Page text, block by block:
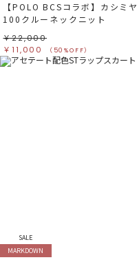
【POLO BCSコラボ】カシミヤ
100クルーネックニット
￥22,000
￥11,000
（50%OFF）
SALE
MARKDOWN